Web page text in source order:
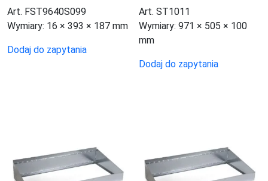
Art. FST9640S099
Wymiary: 16 × 393 × 187 mm
Dodaj do zapytania
Art. ST1011
Wymiary:971 × 505 × 100
mm
Dodaj do zapytania